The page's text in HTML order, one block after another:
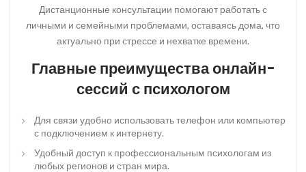
Дистанционные консультации помогают работать с
личными и семейными проблемами, оставаясь дома, что
актуально при стрессе и нехватке времени.
Главные преимущества онлайн-
сессий с психологом
Для связи удобно использовать телефон или компьютер
с подключением к интернету.
Удобный доступ к профессиональным психологам из
любых регионов и стран мира.